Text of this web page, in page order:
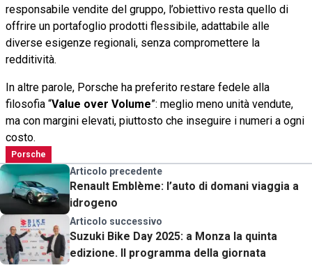
responsabile vendite del gruppo, l’obiettivo resta quello di
offrire un portafoglio prodotti flessibile, adattabile alle
diverse esigenze regionali, senza compromettere la
redditività.
In altre parole, Porsche ha preferito restare fedele alla
filosofia “Value over Volume”: meglio meno unità vendute,
ma con margini elevati, piuttosto che inseguire i numeri a ogni
costo.
Porsche
Articolo precedente
Renault Emblème: l’auto di domani viaggia a
idrogeno
Articolo successivo
Suzuki Bike Day 2025: a Monza la quinta
edizione. Il programma della giornata